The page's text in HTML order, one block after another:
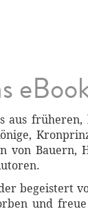
Bauern,
begeistert
und